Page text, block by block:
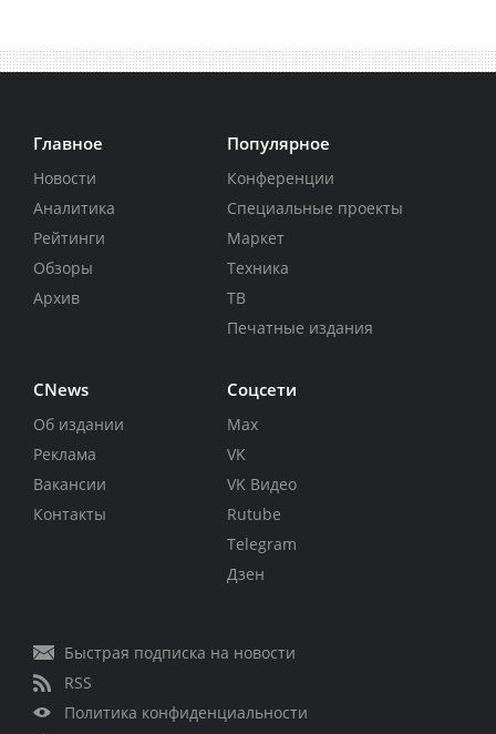
Главное
Новости
Аналитика
Рейтинги
Обзоры
Архив
Популярное
Конференции
Специальные проекты
Маркет
Техника
ТВ
Печатные издания
CNews
Об издании
Реклама
Вакансии
Контакты
Соцсети
Max
VK
VK Видео
Rutube
Telegram
Дзен
Быстрая подписка на новости
RSS
Политика конфиденциальности